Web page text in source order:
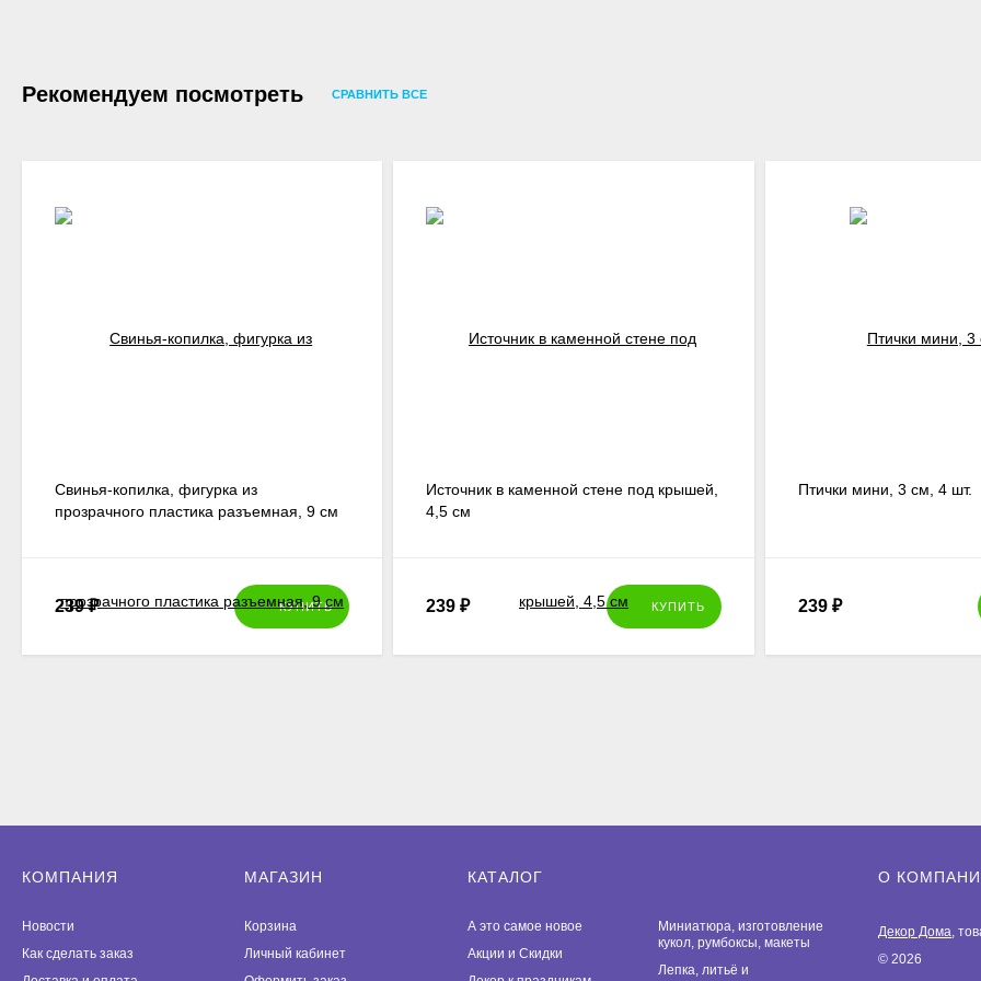
Рекомендуем посмотреть СРАВНИТЬ ВСЕ
Свинья-копилка, фигурка из
прозрачного пластика разъемная, 9 см
239₽ КУПИТЬ
Источник в каменной стене под крышей,
4,5 см
239₽ КУПИТЬ
Птички мини, 3 см, 4 шт.
239 ₽
КОМПАНИЯ
Новости
Как сделать заказ
МАГАЗИН
Корзина
Личный кабинет
КАТАЛОГ
А это самое новое
Акции и Скидки
Миниатюра, изготовление
кукол, румбоксы, макеты
Лепка, литьё и
О
Декор Дома,
© 2026